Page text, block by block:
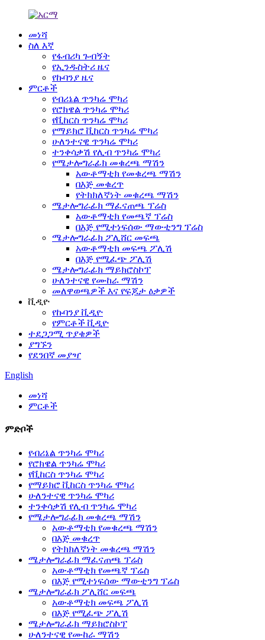
መነሻ
ስለ እኛ
የፋብሪካ ጉብኝት
የኢንዱስትሪ ዜና
የኩባንያ ዜና
ምርቶች
የብሪኔል ጥንካሬ ሞካሪ
የሮክዌል ጥንካሬ ሞካሪ
የቪከርስ ጥንካሬ ሞካሪ
የማይክሮ ቪከርስ ጥንካሬ ሞካሪ
ሁለንተናዊ ጥንካሬ ሞካሪ
ተንቀሳቃሽ የሊብ ጥንካሬ ሞካሪ
የሜታሎግራፊክ መቁረጫ ማሽን
አውቶማቲክ የመቁረጫ ማሽን
በእጅ መቁረጥ
የትክክለኛነት መቁረጫ ማሽን
ሜታሎግራፊክ ማፈናጠጫ ፕሬስ
አውቶማቲክ የመጫኛ ፕሬስ
በእጅ የሚተነፍሰው ማውቲንግ ፕሬስ
ሜታሎግራፊክ ፖሊሸር መፍጫ
አውቶማቲክ መፍጫ ፖሊሽ
በእጅ የሚፈጭ ፖሊሽ
ሜታሎግራፊክ ማይክሮስኮፕ
ሁለንተናዊ የሙከራ ማሽን
መለዋወጫዎች እና የፍጆታ ዕቃዎች
ቪዲዮ
የኩባንያ ቪዲዮ
የምርቶች ቪዲዮ
ተደጋጋሚ ጥያቄዎች
ያግኙን
የደንበኛ መያዣ
English
መነሻ
ምርቶች
ምድቦች
የብሪኔል ጥንካሬ ሞካሪ
የሮክዌል ጥንካሬ ሞካሪ
የቪከርስ ጥንካሬ ሞካሪ
የማይክሮ ቪከርስ ጥንካሬ ሞካሪ
ሁለንተናዊ ጥንካሬ ሞካሪ
ተንቀሳቃሽ የሊብ ጥንካሬ ሞካሪ
የሜታሎግራፊክ መቁረጫ ማሽን
አውቶማቲክ የመቁረጫ ማሽን
በእጅ መቁረጥ
የትክክለኛነት መቁረጫ ማሽን
ሜታሎግራፊክ ማፈናጠጫ ፕሬስ
አውቶማቲክ የመጫኛ ፕሬስ
በእጅ የሚተነፍሰው ማውቲንግ ፕሬስ
ሜታሎግራፊክ ፖሊሸር መፍጫ
አውቶማቲክ መፍጫ ፖሊሽ
በእጅ የሚፈጭ ፖሊሽ
ሜታሎግራፊክ ማይክሮስኮፕ
ሁለንተናዊ የሙከራ ማሽን